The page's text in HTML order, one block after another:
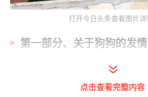
打开今日头条查看图片详
第一部分、关于狗狗的发情
1、其实在狗狗6-8月龄时，
情，这代表着狗狗性成熟了。
点击查看完整内容